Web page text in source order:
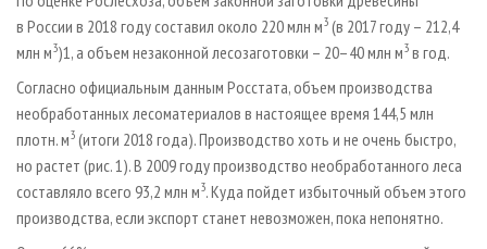
в России в 2018 году составил около 220 млн м3 (в 2017 году – 212,4
млн м3)1, а объем незаконной лесозаготовки – 20–40 млн м3 в год.
Согласно официальным данным Росстата, объем производства
необработанных лесоматериалов в настоящее время 144,5 млн
плотн. м3 (итоги 2018 года). Производство хоть и не очень быстро,
но растет (рис. 1). В 2009 году производство необработанного леса
составляло всего 93,2 млн м3. Куда пойдет избыточный объем этого
производства, если экспорт станет невозможен, пока непонятно.